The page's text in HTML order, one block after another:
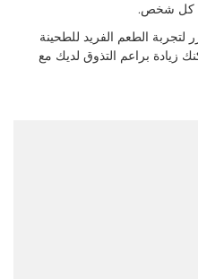
كل شخص.
لتجربة الطعم الفريد للطحينة
زيادة براعم التذوق لديك مع